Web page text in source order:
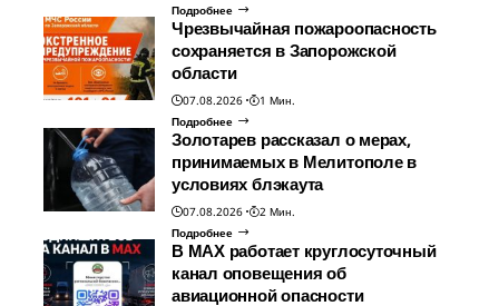
Подробнее
Чрезвычайная пожароопасность
сохраняется в Запорожской
области
07.08.2026
1 Мин.
Подробнее
Золотарев рассказал о мерах,
принимаемых в Мелитополе в
условиях блэкаута
07.08.2026
2 Мин.
Подробнее
В МАХ работает круглосуточный
канал оповещения об
авиационной опасности